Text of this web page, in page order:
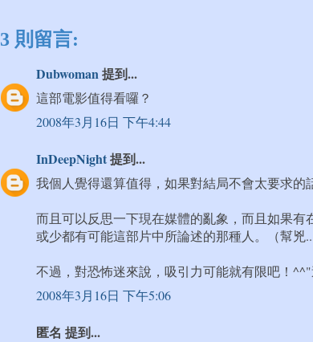
3 則留言:
Dubwoman提到...
這部電影值得看囉？
2008年3月16日 下午4:44
InDeepNight提到...
我個人覺得還算值得，如果對結局不會太要求的
而且可以反思一下現在媒體的亂象，而且如果有
或少都有可能這部片中所論述的那種人。（幫兇...
不過，對恐怖迷來說，吸引力可能就有限吧！^^"
2008年3月16日 下午5:06
匿名 提到...